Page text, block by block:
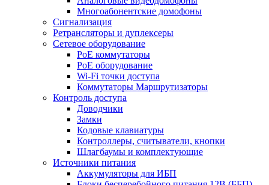
Многоабонентские домофоны
Сигнализация
Ретрансляторы и дуплексеры
Сетевое оборудование
PoE коммутаторы
PoE оборудование
Wi-Fi точки доступа
Коммутаторы Маршрутизаторы
Контроль доступа
Доводчики
Замки
Кодовые клавиатуры
Контроллеры, считыватели, кнопки
Шлагбаумы и комплектующие
Источники питания
Аккумуляторы для ИБП